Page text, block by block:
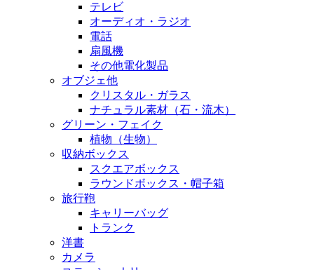
テレビ
オーディオ・ラジオ
電話
扇風機
その他電化製品
オブジェ他
クリスタル・ガラス
ナチュラル素材（石・流木）
グリーン・フェイク
植物（生物）
収納ボックス
スクエアボックス
ラウンドボックス・帽子箱
旅行鞄
キャリーバッグ
トランク
洋書
カメラ